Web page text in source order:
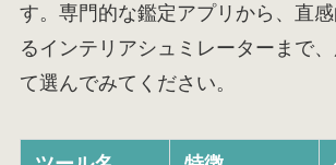
す。専門的な鑑定アプリから、直
るインテリアシュミレーターまで
て選んでみてください。